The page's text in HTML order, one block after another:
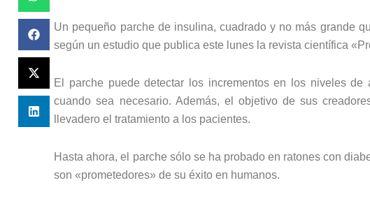
Un pequeño parche de insulina, cuadrado y no más grande
según un estudio que publica este lunes la revista científica
El parche puede detectar los incrementos en los niveles
cuando sea necesario. Además, el objetivo de sus
llevadero el tratamiento a los pacientes.
Hasta ahora, el parche sólo se ha probado en ratones con
son «prometedores» de su éxito en humanos.